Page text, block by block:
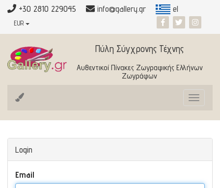
+30 2810 229045 info@gallery.gr el
EUR
Πύλη Σύγχρονης Τέχνης
Αυθεντικοί Πίνακες Ζωγραφικής Ελλήνων
Ζωγράφων
Toggle
Login
Email